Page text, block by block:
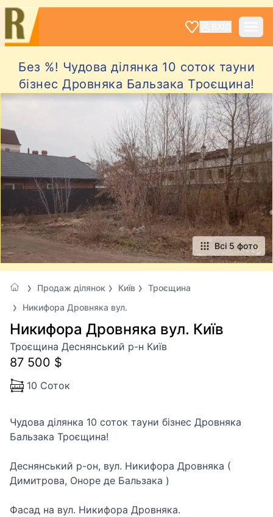
Без %! Чудова ділянка 10 соток тауни
бізнес Дровняка Бальзака Троєщина!
Всі 5 фото
Продаж ділянок Київ
Троєщина
Никифора Дровняка вул.
Никифора Дровняка вул. Київ
Троєщина Деснянський р-н Київ
87 500 $
10 Соток
Чудова ділянка 10 соток тауни бізнес Дровняка
Бальзака Троєщина!
Деснянський р-он, вул. Никифора Дровняка (
Димитрова, Оноре де Бальзака )
Фасад на вул. Никифора Дровняка.